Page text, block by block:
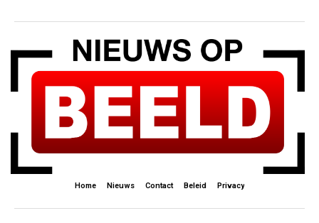
Home Nieuws Contact Beleid Privacy